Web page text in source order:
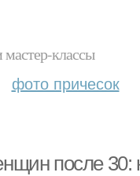
классы
фото причесок
после 30: